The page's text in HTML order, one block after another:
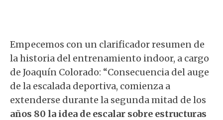
Empecemos con un clarificador resumen de
la historia del entrenamiento indoor, a cargo
de Joaquín Colorado: “Consecuencia del auge
de la escalada deportiva, comienza a
extenderse durante la segunda mitad de los
años 80 la idea de escalar sobre estructuras